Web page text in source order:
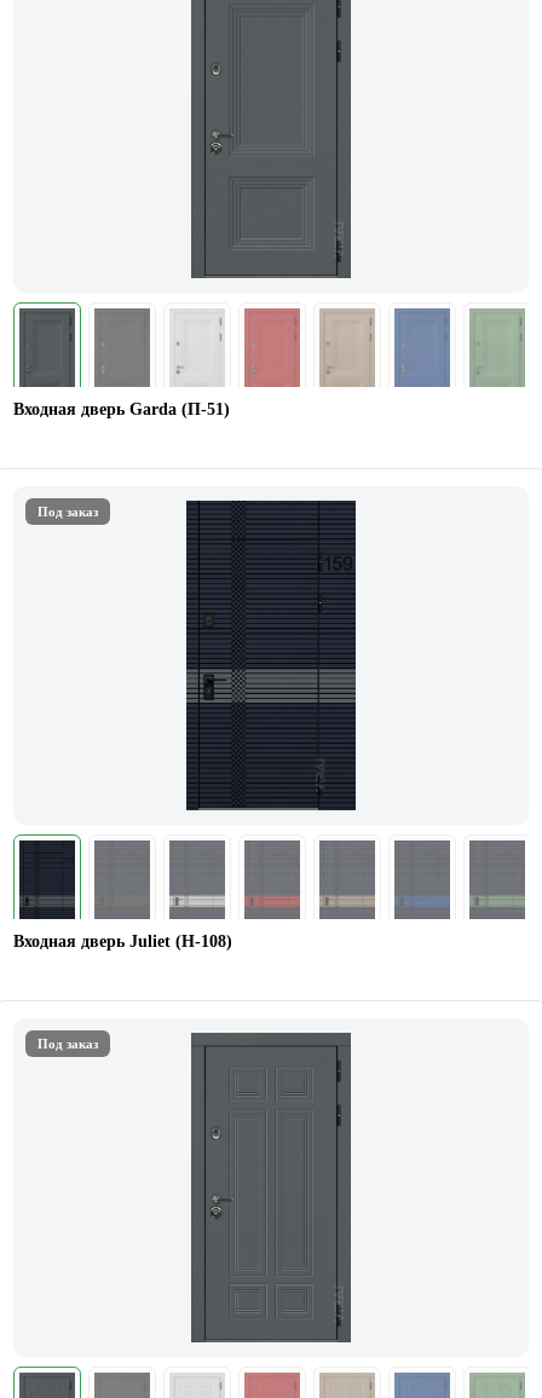
Входная дверь Garda (П-51)
Под заказ
Входная дверь Juliet (Н-108)
Под заказ